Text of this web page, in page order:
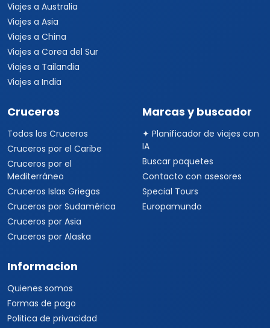
Viajes a Australia
Viajes a Asia
Viajes a China
Viajes a Corea del Sur
Viajes a Tailandia
Viajes a India
Cruceros
Todos los Cruceros
Cruceros por el Caribe
Cruceros por el
Mediterráneo
Cruceros Islas Griegas
Cruceros por Sudamérica
Cruceros por Asia
Cruceros por Alaska
Marcas y buscador
✦ Planificador de viajes con
IA
Buscar paquetes
Contacto con asesores
Special Tours
Europamundo
Informacion
Quienes somos
Formas de pago
Politica de privacidad